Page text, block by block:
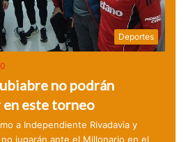
Deportes
0
no podrán
este torneo
a Independiente Rivadavia y
jugarán ante el Millonario en el